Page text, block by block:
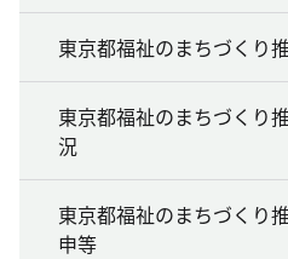
東京都福祉のまちづくり
東京都福祉のまちづく
況
東京都福祉のまちづくり
申等